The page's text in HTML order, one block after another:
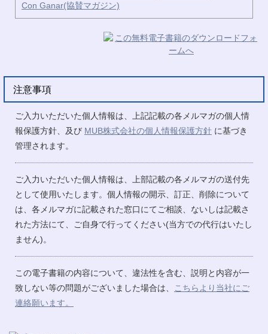
Con Ganar(協賛マガジン)
注意事項
ご入力いただいた個人情報は、上記記載の各メルマガの個人情
報保護方針、及び MUB株式会社の個人情報保護方針 に基づき
管理されます。
ご入力いただいた個人情報は、上部記載の各メルマガの送付先
として使用いたします。個人情報の開示、訂正、削除について
は、各メルマガに記載された窓口にてご相談、ないしは記載さ
れた方法にて、ご自身で行ってください(当方での代行はいたし
ません)。
この電子書籍の内容について、違法性を含む、説明と内容が一
致しない等の問題がございました場合は、
こちらより当社にご
連絡願います。